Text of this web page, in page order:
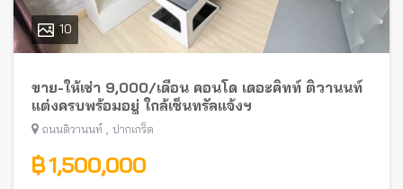
10
ขาย-ให้เช่า 9,000/เดือน คอนโด เดอะคิทท์ ติวานนท์
แต่งครบพร้อมอยู่ ใกล้เซ็นทรัลแจ้งฯ
ถนนติวานนท์ , ปากเกร็ด
฿ 1,500,000